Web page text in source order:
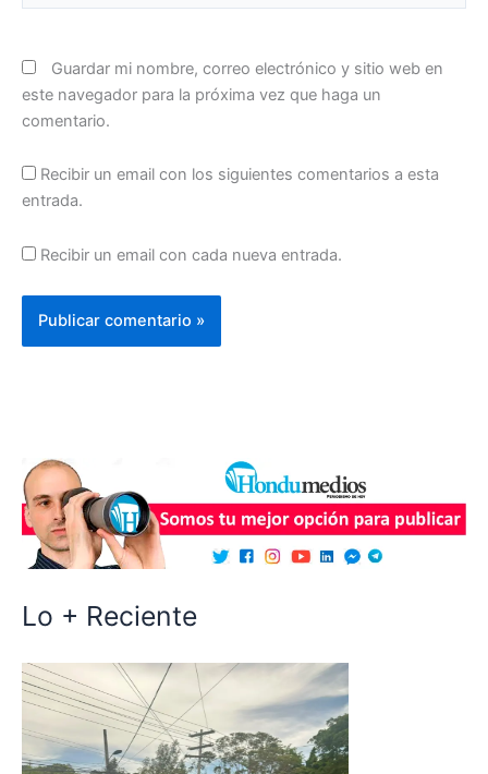
Guardar mi nombre, correo electrónico y sitio web en
este navegador para la próxima vez que haga un
comentario.
Recibir un email con los siguientes comentarios a esta
entrada.
Recibir un email con cada nueva entrada.
Lo + Reciente